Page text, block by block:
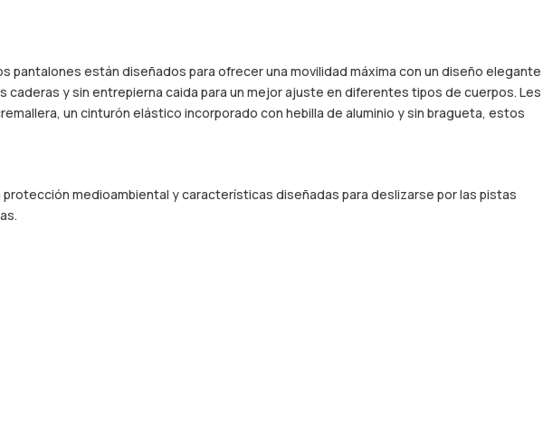
pantalones están diseñados para ofrecer una movilidad máxima con un diseño elegante
y sin entrepierna caida para un mejor ajuste en diferentes tipos de cuerpos. Les
un cinturón elástico incorporado con hebilla de aluminio y sin bragueta, estos
medioambiental y características diseñadas para deslizarse por las pistas